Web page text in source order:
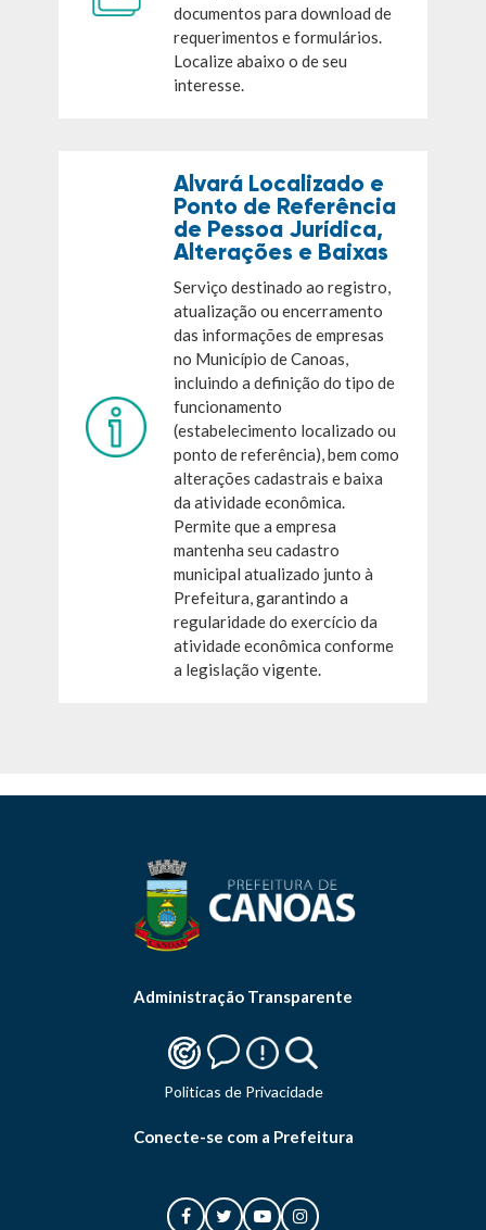
documentos para download de
requerimentos e formulários.
Localize abaixo o de seu
interesse.
Alvará Localizado e
Ponto de Referência
de Pessoa Jurídica,
Alterações e Baixas
Serviço destinado ao registro,
atualização ou encerramento
das informações de empresas
no Município de Canoas,
incluindo a definição do tipo de
funcionamento
(estabelecimento localizado ou
ponto de referência), bem como
alterações cadastrais e baixa
da atividade econômica.
Permite que a empresa
mantenha seu cadastro
municipal atualizado junto à
Prefeitura, garantindo a
regularidade do exercício da
atividade econômica conforme
a legislação vigente.
Administração Transparente
Politicas de Privacidade
Conecte-se com a Prefeitura